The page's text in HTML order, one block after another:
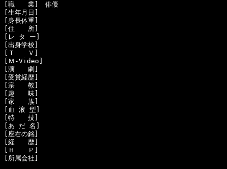
[職　　業]　俳優
[生年月日]
[身長体重]
[住　　所]
[レ タ ー]
[出身学校]
[Ｔ　　Ｖ]
[Ｍ-Video]
[演　　劇]
[受賞経歴]
[宗　　教]
[趣　　味]
[家　　族]
[血 液 型]
[特　　技]
[あ だ 名]
[座右の銘]
[経　　歴]
[Ｈ　　Ｐ]